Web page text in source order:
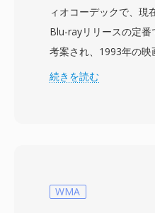
ィオコーデックで、現
Blu-rayリリースの定番
考案され、1993年の映
と共に初めて劇場公開
細な空間ディテールと
続きを読む
WMA